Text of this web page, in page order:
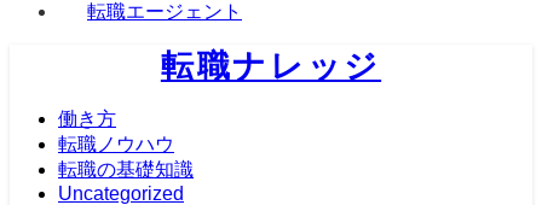
転職エージェント
転職ナレッジ
働き方
転職ノウハウ
転職の基礎知識
Uncategorized